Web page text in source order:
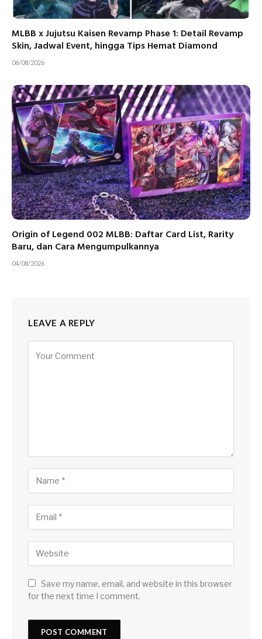
MLBB x Jujutsu Kaisen Revamp Phase 1: Detail Revamp
Skin, Jadwal Event, hingga Tips Hemat Diamond
06/08/2026
Origin of Legend 002 MLBB: Daftar Card List, Rarity
Baru, dan Cara Mengumpulkannya
04/08/2026
LEAVE A REPLY
Save my name, email, and website in this browser
for the next time I comment.